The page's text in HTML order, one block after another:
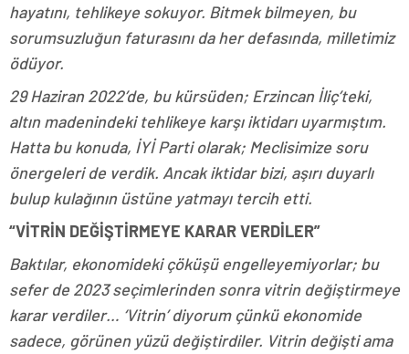
hayatını, tehlikeye sokuyor. Bitmek bilmeyen, bu
sorumsuzluğun faturasını da her defasında, milletimiz
ödüyor.
29 Haziran 2022’de, bu kürsüden; Erzincan İliç’teki,
altın madenindeki tehlikeye karşı iktidarı uyarmıştım.
Hatta bu konuda, İYİ Parti olarak; Meclisimize soru
önergeleri de verdik. Ancak iktidar bizi, aşırı duyarlı
bulup kulağının üstüne yatmayı tercih etti.
“VİTRİN DEĞİŞTİRMEYE KARAR VERDİLER”
Baktılar, ekonomideki çöküşü engelleyemiyorlar; bu
sefer de 2023 seçimlerinden sonra vitrin değiştirmeye
karar verdiler… ‘Vitrin’ diyorum çünkü ekonomide
sadece, görünen yüzü değiştirdiler. Vitrin değişti ama